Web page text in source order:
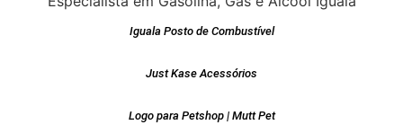
Iguala Posto de Combustível
Just Kase Acessórios
Logo para Petshop | Mutt Pet